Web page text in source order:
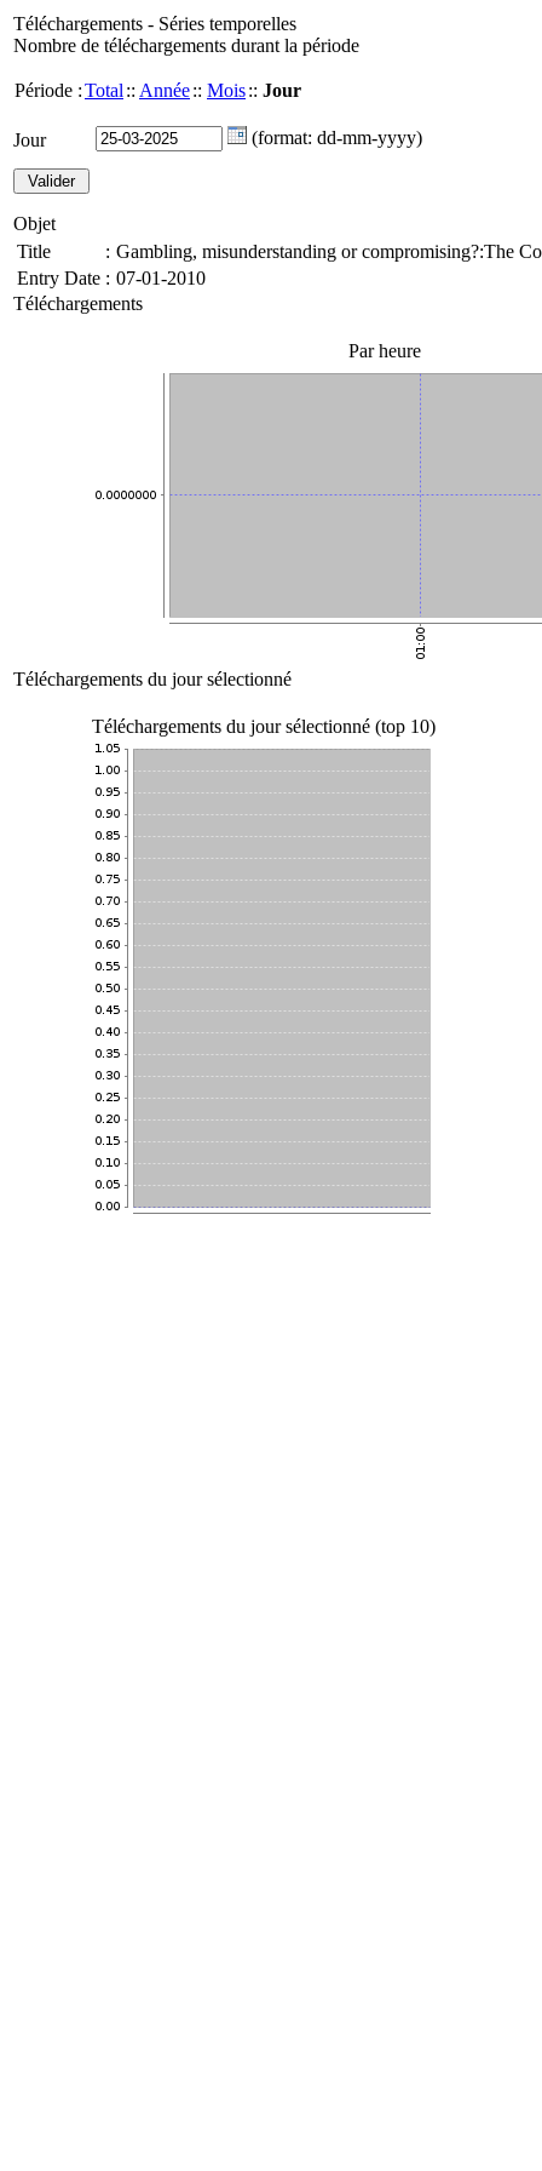
Téléchargements - Séries temporelles
Nombre de téléchargements durant la période
Période :Total :: Année:: Mois:: Jour
Jour (format: dd-mm-yyyy)
Objet
Title
: Gambling, misunderstanding or compromising?:The
Entry Date : 07-01-2010
Téléchargements
Par heure
Téléchargements du jour sélectionné
Téléchargements du jour sélectionné (top 10)